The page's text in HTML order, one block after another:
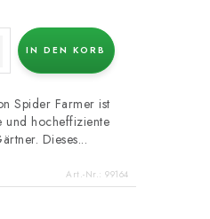
IN DEN KORB
Spider Farmer ist
und hocheffiziente
Dieses...
Art.-Nr.:99164